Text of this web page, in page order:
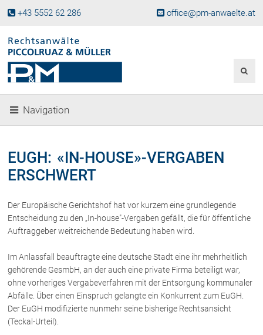
+43 5552 62 286 office@pm-anwaelte.at
Fachgebiete
Gesellschaftsgründung &
Beteiligungen
Immobilienrecht, Bauträgerrecht
Ferienimmobilien in Vorarlberg
Familienrecht und Scheidungen
Prozessführung und
Schiedsgerichtsbarkeit
Skiunfälle in Österreich
Über uns
Kanzleiteam
Navigation
EUGH: «IN-HOUSE»-VERGABEN
ERSCHWERT
Der Europäische Gerichtshof hat vor kurzem eine grundlegende
Entscheidung zu den „In-house"-Vergaben gefällt, die für öffentliche
Auftraggeber weitreichende Bedeutung haben wird.
Im Anlassfall beauftragte eine deutsche Stadt eine ihr mehrheitlich
gehörende GesmbH, an der auch eine private Firma beteiligt war,
ohne vorheriges Vergabeverfahren mit der Entsorgung kommunaler
Abfälle. Über einen Einspruch gelangte ein Konkurrent zum EuGH.
Der EuGH modifizierte nunmehr seine bisherige Rechtsansicht
(Teckal-Urteil).